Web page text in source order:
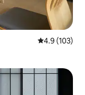
औसत रेटिंग 5 में
4.9 (103)